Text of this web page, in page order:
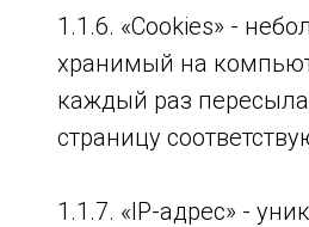
1.1.6. «Cookies» -
хранимый на
каждый раз
страницу
1.1.7. «IP-адрес» -